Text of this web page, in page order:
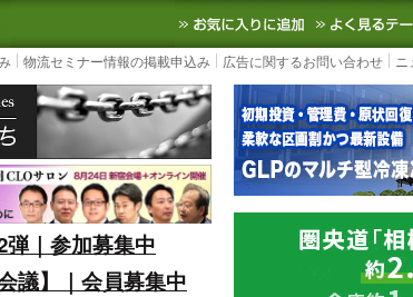
ースサイト
3PL, SCMなど国内外の最新の物流ニュースを
お気に入り
物流セミナー情報の掲載申込み 広告に関するお問い合わせ ニ
｜参加募集中
議】｜会員募集中